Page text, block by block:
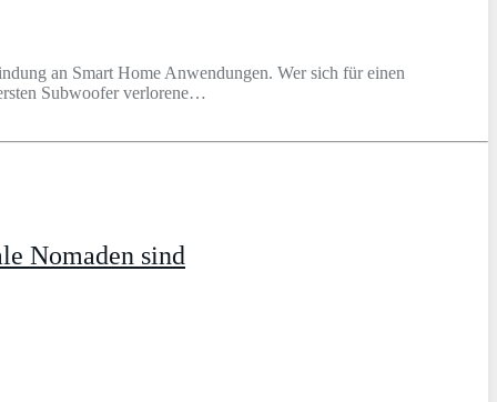
an Smart Home Anwendungen. Wer sich für einen
Subwoofer verlorene…
Nomaden sind